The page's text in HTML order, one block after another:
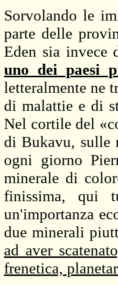
Sorvolando le
parte delle
Eden sia
uno dei paesi
letteralmente ne
di malattie e di
Nel cortile del
di Bukavu, sulle
ogni giorno
minerale di
finissima, qui
un'importanza
due minerali
ad aver
frenetica,